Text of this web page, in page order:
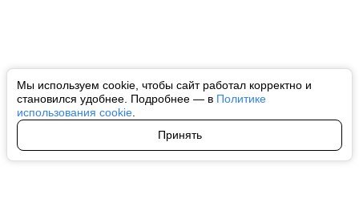
Мы используем cookie, чтобы сайт работал корректно и
становился удобнее. Подробнее — в Политике
использования cookie
Принять